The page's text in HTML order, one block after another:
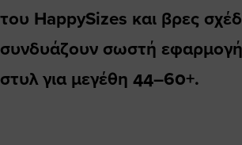
του HappySizes και βρες
συνδυάζουν σωστή
στυλ για μεγέθη 44–60+.